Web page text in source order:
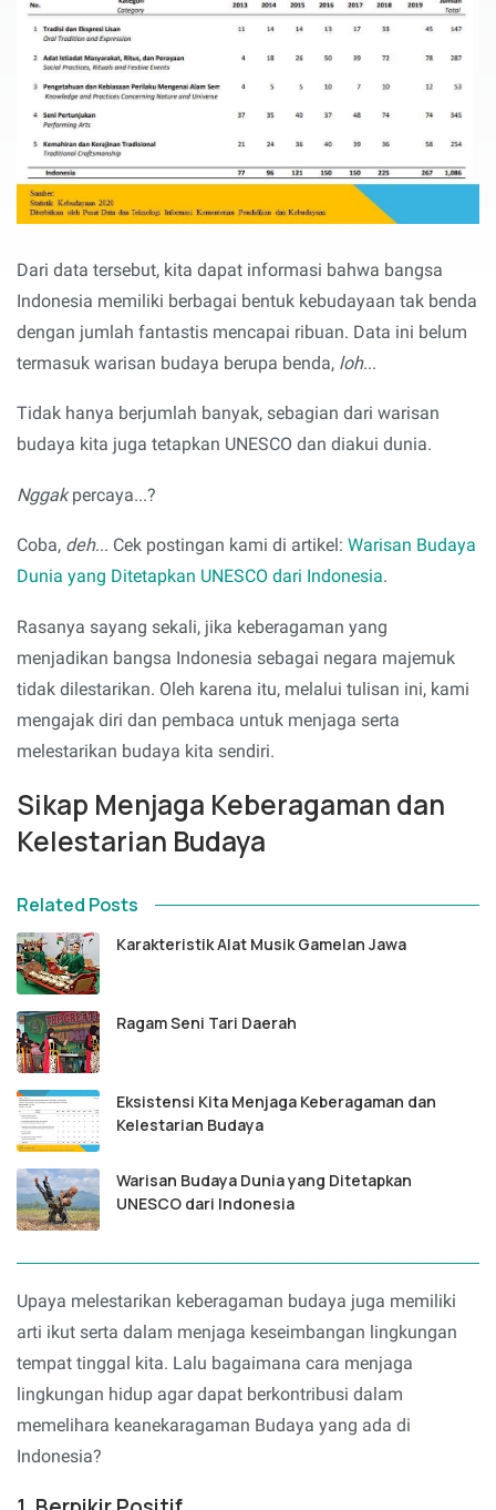
Dari data tersebut, kita dapat informasi bahwa bangsa
Indonesia memiliki berbagai bentuk kebudayaan tak benda
dengan jumlah fantastis mencapai ribuan. Data ini belum
termasuk warisan budaya berupa benda, loh...
Tidak hanya berjumlah banyak, sebagian dari warisan
budaya kita juga tetapkan UNESCO dan diakui dunia.
Nggakpercaya...?
Coba, deh... Cek postingan kami di artikel: Warisan Budaya
Dunia yang Ditetapkan UNESCO dari Indonesia.
Rasanya sayang sekali, jika keberagaman yang
menjadikan bangsa Indonesia sebagai negara majemuk
tidak dilestarikan. Oleh karena itu, melalui tulisan ini, kami
mengajak diri dan pembaca untuk menjaga serta
melestarikan budaya kita sendiri.
Sikap Menjaga Keberagaman dan
Kelestarian Budaya
Related Posts
Karakteristik Alat Musik Gamelan Jawa
Ragam Seni Tari Daerah
Eksistensi Kita Menjaga Keberagaman dan
Kelestarian Budaya
Warisan Budaya Dunia yang Ditetapkan
UNESCO dari Indonesia
Upaya melestarikan keberagaman budaya juga memiliki
arti ikut serta dalam menjaga keseimbangan lingkungan
tempat tinggal kita. Lalu bagaimana cara menjaga
lingkungan hidup agar dapat berkontribusi dalam
memelihara keanekaragaman Budaya yang ada di
Indonesia?